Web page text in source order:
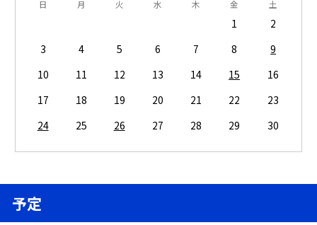
日 月 火 水 木 金 土
1
2
3
4 5 6 7 8
9
10
11 12 13 14 15
16
17
18 19 20 21 22
23
24
25 26 27 28 29 30
予定